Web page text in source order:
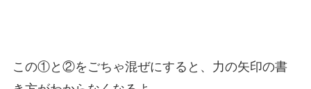
この①と②をごちゃ混ぜにすると、力の矢印の書